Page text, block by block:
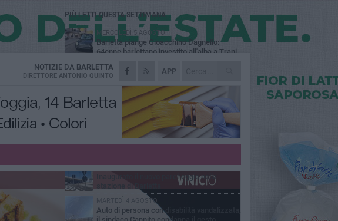
APP
NOTIZIE DA BARLETTA
DIRETTORE ANTONIO QUINTO
PIÙ LETTI QUESTA SETTIMANA
MERCOLEDÌ 5 AGOSTO
Barletta piange Gioacchino Dagnello:
64enne barlettano investito all'alba a Trani
GIOVEDÌ 6 AGOSTO
Il ricordo di "Cecco", il benzinaio col
sorriso: «Contava i giorni che lo
separavano dalla pensione»
MERCOLEDÌ 5 AGOSTO
Jova Summer Party, giovedì mattina
sopralluogo nell'area dell'evento
DOMENICA 2 AGOSTO
Beni confiscati alla mafia. Nasce il servizio
VENERDÌ 31 LUGLIO
Inaugurato il nuovo parcheggio nella
MARTEDÌ 4 AGOSTO
Auto di persona con disabilità vandalizzata,